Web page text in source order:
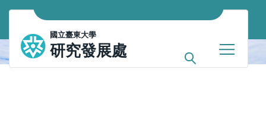
跳
主
內
國立臺東大學
研究發展處